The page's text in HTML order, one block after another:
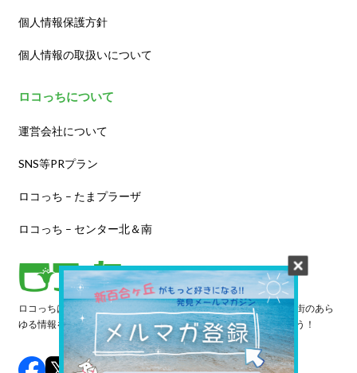
個人情報保護方針
個人情報の取扱いについて
ロコっちについて
運営会社について
SNS等PRプラン
ロコっち – たまプラーザ
ロコっち – センター北＆南
ロコっちは、あなたのジモト体験を豊かにする情報サイトです。街のあら
ゆる情報を収集し、日々更新しています。早速情報を探してみよう！